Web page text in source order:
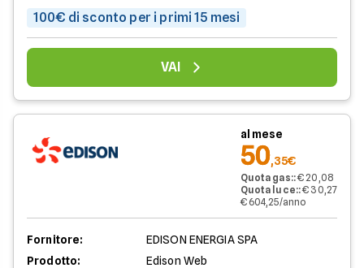
100€ di sconto per i primi 15 mesi
VAI
al mese
50,35€
Quota gas::€ 20,08
Quota luce::€ 30,27
€ 604,25/anno
Fornitore:
EDISON ENERGIA SPA
Prodotto:
Edison Web